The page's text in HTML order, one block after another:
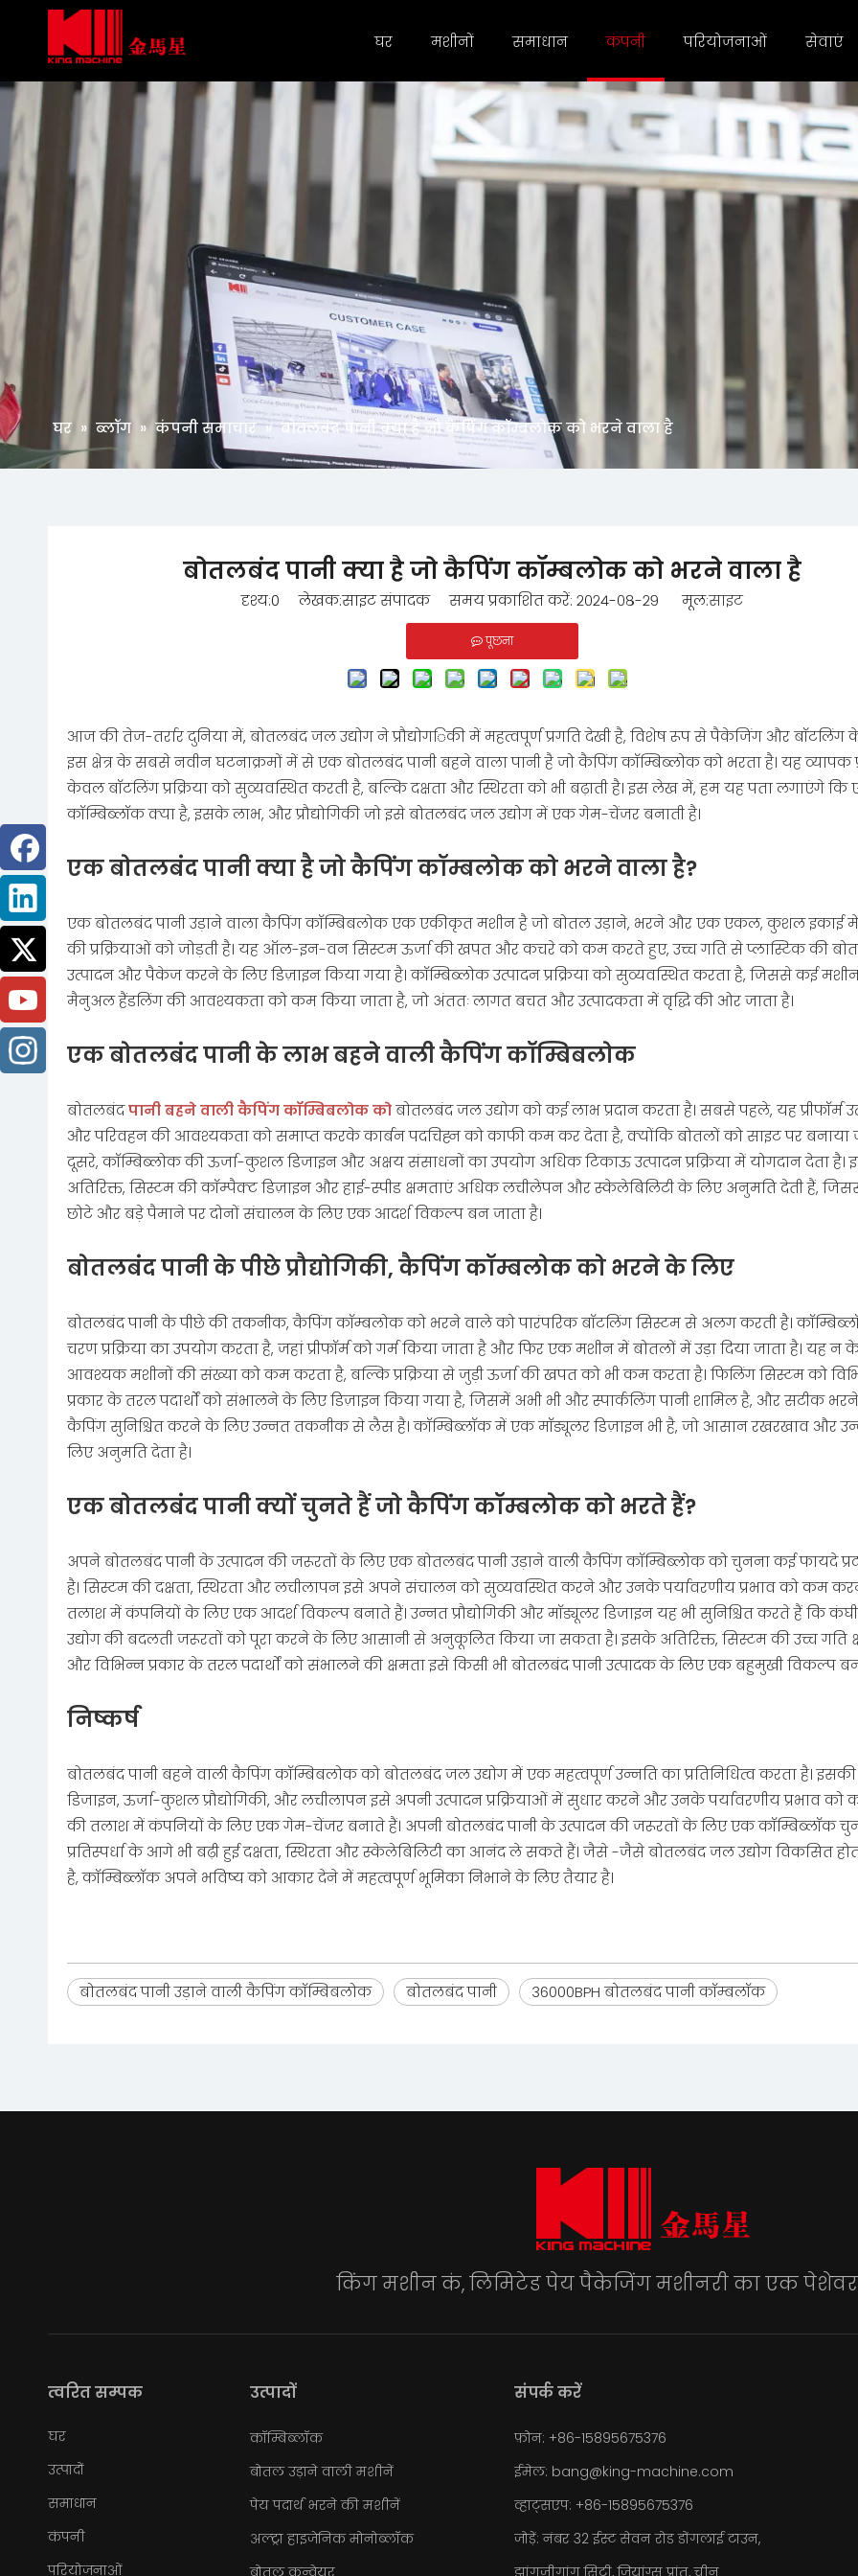
घर मशीनों समाधान कंपनी परियोजनाओं सेवाएं
घर » ब्लॉग » कंपनी समाचार » बोतलबंद पानी क्या है जो कैपिंग कॉम्बलोक को भरने वाला है
बोतलबंद पानी क्या है जो कैपिंग कॉम्बलोक को भरने वाला है
दृश्य:0 लेखक:साइट संपादक समय प्रकाशित करें: २०२४-०८-२९ मूल:साइट
पूछना
आज की तेज-तर्रार दुनिया में, बोतलबंद जल उद्योग ने प्रौद्योगिकी में महत्वपूर्ण प्रगति देखी है, विशेष रूप से पैकेजिंग और बॉटलिंग के
इस क्षेत्र के सबसे नवीन घटनाक्रमों में से एक बोतलबंद पानी बहने वाला पानी है जो कैपिंग कॉम्बिब्लोक को भरता है। यह व्यापक
केवल बॉटलिंग प्रक्रिया को सुव्यवस्थित करती है, बल्कि दक्षता और स्थिरता को भी बढ़ाती है। इस लेख में, हम यह पता लगाएंगे कि
कॉम्बिब्लॉक क्या है, इसके लाभ, और प्रौद्योगिकी जो इसे बोतलबंद जल उद्योग में एक गेम-चेंजर बनाती है।
एक बोतलबंद पानी क्या है जो कैपिंग कॉम्बलोक को भरने वाला है?
एक बोतलबंद पानी उड़ाने वाला कैपिंग कॉम्बिबलोक एक एकीकृत मशीन है जो बोतल उड़ाने, भरने और एक एकल, कुशल इकाई
की प्रक्रियाओं को जोड़ती है। यह ऑल-इन-वन सिस्टम ऊर्जा की खपत और कचरे को कम करते हुए, उच्च गति से प्लास्टिक की
उत्पादन और पैकेज करने के लिए डिज़ाइन किया गया है। कॉम्बिब्लोक उत्पादन प्रक्रिया को सुव्यवस्थित करता है, जिससे कई
मैनुअल हैंडलिंग की आवश्यकता को कम किया जाता है, जो अंततः लागत बचत और उत्पादकता में वृद्धि की ओर जाता है।
एक बोतलबंद पानी के लाभ बहने वाली कैपिंग कॉम्बिबलोक
बोतलबंदपानी बहने वाली कैपिंग कॉम्बिबलोक कोबोतलबंद जल उद्योग को कई लाभ प्रदान करता है। सबसे पहले, यह प्रीफॉर्म
और परिवहन की आवश्यकता को समाप्त करके कार्बन पदचिह्न को काफी कम कर देता है, क्योंकि बोतलों को साइट पर बनाया
दूसरे, कॉम्बिब्लोक की ऊर्जा-कुशल डिजाइन और अक्षय संसाधनों का उपयोग अधिक टिकाऊ उत्पादन प्रक्रिया में योगदान देता है।
अतिरिक्त, सिस्टम की कॉम्पैक्ट डिज़ाइन और हाई-स्पीड क्षमताएं अधिक लचीलेपन और स्केलेबिलिटी के लिए अनुमति देती हैं,
छोटे और बड़े पैमाने पर दोनों संचालन के लिए एक आदर्श विकल्प बन जाता है।
बोतलबंद पानी के पीछे प्रौद्योगिकी, कैपिंग कॉम्बलोक को भरने के लिए
बोतलबंद पानी के पीछे की तकनीक, कैपिंग कॉम्बलोक को भरने वाले को पारंपरिक बॉटलिंग सिस्टम से अलग करती है।
चरण प्रक्रिया का उपयोग करता है, जहां प्रीफॉर्म को गर्म किया जाता है और फिर एक मशीन में बोतलों में उड़ा दिया जाता है। यह न
आवश्यक मशीनों की संख्या को कम करता है, बल्कि प्रक्रिया से जुड़ी ऊर्जा की खपत को भी कम करता है। फिलिंग सिस्टम को
प्रकार के तरल पदार्थों को संभालने के लिए डिज़ाइन किया गया है, जिसमें अभी भी और स्पार्कलिंग पानी शामिल है, और सटीक
कैपिंग सुनिश्चित करने के लिए उन्नत तकनीक से लैस है। कॉम्बिब्लॉक में एक मॉड्यूलर डिज़ाइन भी है, जो आसान रखरखाव और
लिए अनुमति देता है।
एक बोतलबंद पानी क्यों चुनते हैं जो कैपिंग कॉम्बलोक को भरते हैं?
अपने बोतलबंद पानी के उत्पादन की जरूरतों के लिए एक बोतलबंद पानी उड़ाने वाली कैपिंग कॉम्बिब्लोक को चुनना कई फायदे
है। सिस्टम की दक्षता, स्थिरता और लचीलापन इसे अपने संचालन को सुव्यवस्थित करने और उनके पर्यावरणीय प्रभाव को कम
तलाश में कंपनियों के लिए एक आदर्श विकल्प बनाते हैं। उन्नत प्रौद्योगिकी और मॉड्यूलर डिजाइन यह भी सुनिश्चित करते हैं कि
उद्योग की बदलती जरूरतों को पूरा करने के लिए आसानी से अनुकूलित किया जा सकता है। इसके अतिरिक्त, सिस्टम की उच्च गति
और विभिन्न प्रकार के तरल पदार्थों को संभालने की क्षमता इसे किसी भी बोतलबंद पानी उत्पादक के लिए एक बहुमुखी विकल्प
निष्कर्ष
बोतलबंद पानी बहने वाली कैपिंग कॉम्बिबलोक को बोतलबंद जल उद्योग में एक महत्वपूर्ण उन्नति का प्रतिनिधित्व करता है।
डिजाइन, ऊर्जा-कुशल प्रौद्योगिकी, और लचीलापन इसे अपनी उत्पादन प्रक्रियाओं में सुधार करने और उनके पर्यावरणीय प्रभाव
की तलाश में कंपनियों के लिए एक गेम-चेंजर बनाते हैं। अपनी बोतलबंद पानी के उत्पादन की जरूरतों के लिए एक कॉम्बिब्लॉक
प्रतिस्पर्धा के आगे भी बढ़ी हुई दक्षता, स्थिरता और स्केलेबिलिटी का आनंद ले सकते हैं। जैसे -जैसे बोतलबंद जल उद्योग विकसित
है, कॉम्बिब्लॉक अपने भविष्य को आकार देने में महत्वपूर्ण भूमिका निभाने के लिए तैयार है।
बोतलबंद पानी उड़ाने वाली कैपिंग कॉम्बिबलोक बोतलबंद पानी 36000BPH बोतलबंद पानी कॉम्बलॉक
किंग मशीन कं, लिमिटेड पेय पैकेजिंग मशीनरी का एक पेशेवर
त्वरित सम्पक
घर
उत्पादों
समाधान
कंपनी
परियोजनाओं
उत्पादों
कॉम्बिब्लॉक
बोतल उड़ाने वाली मशीनें
पेय पदार्थ भरने की मशीनें
अल्ट्रा हाइजेनिक मोनोब्लॉक
बोतल कन्वेयर
संपर्क करें
फ़ोन: +86-15895675376
ईमेल: bang@king-machine.com
व्हाट्सएप: +86-15895675376
जोड़ें: नंबर 32 ईस्ट सेवन रोड डोंगलाई टाउन,
झांगजीगांग सिटी, जियांग्सू प्रांत, चीन